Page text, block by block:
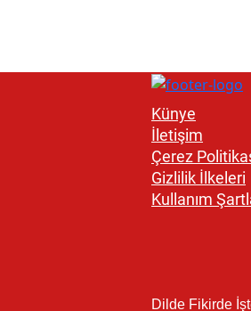
Künye
İletişim
Çerez
Gizlilik İlkeleri
Kullanım
Dilde Fikirde